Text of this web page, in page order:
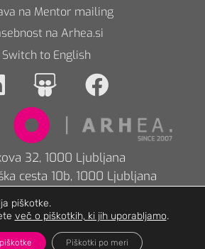
na Mentor mailing
na Arhea.si
Switch to English
32, 1000 Ljubljana
cesta 10b, 1000 Ljubljana
piškotke.
več o piškotkih, ki jih uporabljamo.
Piškotki po meri